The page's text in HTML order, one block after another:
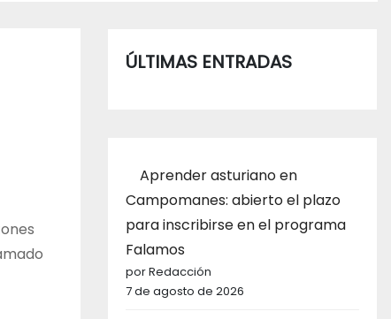
ÚLTIMAS ENTRADAS
Aprender asturiano en
Campomanes: abierto el plazo
para inscribirse en el programa
Falamos
por Redacción
7 de agosto de 2026